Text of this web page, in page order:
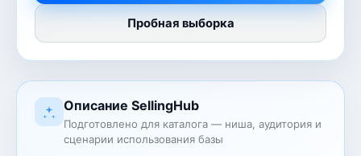
Описание SellingHub
Подготовлено для каталога — ниша, аудитория и
сценарии использования базы
Пробная выборка